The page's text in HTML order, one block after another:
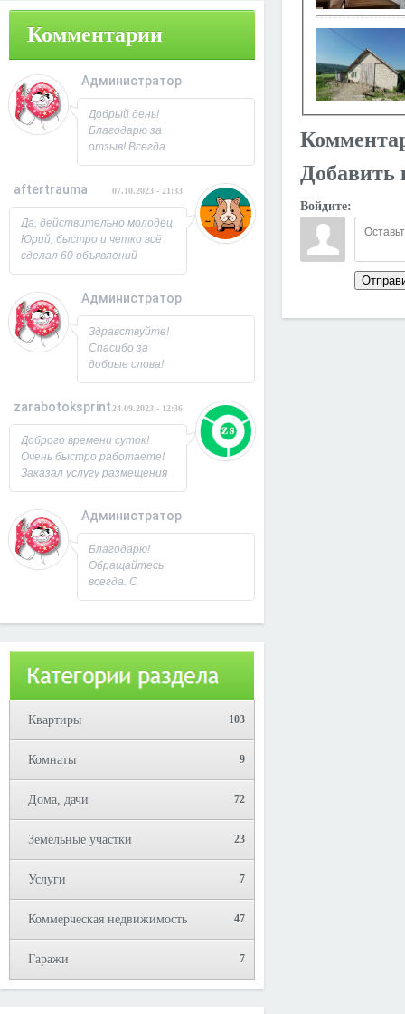
Комментарии
Администратор
08.10.2023 - 09:31
Добрый день!
Благодарю за
отзыв! Всегда
рад
С Уважением,
aftertrauma 07.10.2023 - 21:33
Да, действительно молодец
Юрий, быстро и четко всё
сделал 60 объявлений
разместил, всё работает,
страницы выросла в 2 раза
спасибо! Буду ещё
заказывать, советую!
Администратор
26.09.2023 - 07:33
Здравствуйте!
Спасибо за
добрые слова!
Всегда рад
пользователям.
просим!
Заходите ещё. С
Уважением,
Юрий!
zarabotoksprint 24.09.2023 - 12:36
Доброго времени суток!
Очень быстро работаете!
Заказал услугу размещения
объявления на 60 досок, за
исполнили! Большое
спасибо!
Администратор
22.09.2023 - 09:19
Благодарю!
Обращайтесь
всегда. С
Уважением,
Квартиры 103
Комнаты 9
Дома, дачи 72
Земельные участки 23
Услуги 7
Коммерческая недвижимость 47
Гаражи 7
Добавить
Войдите: